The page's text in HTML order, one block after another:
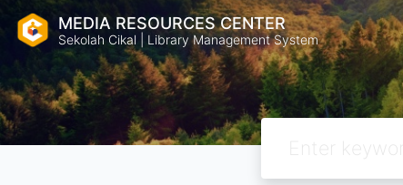
MEDIA RESOURCES CENTER
Sekolah Cikal | Library Management System